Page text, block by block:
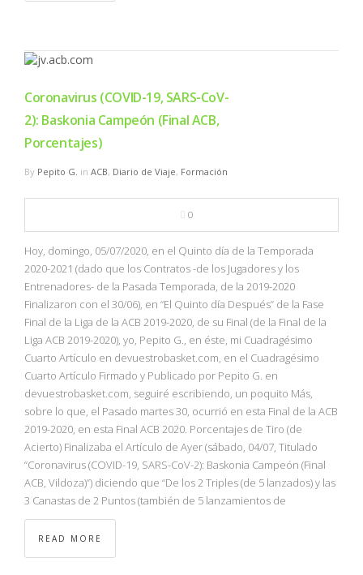
Coronavirus (COVID-19, SARS-CoV-
2): Baskonia Campeón (Final ACB,
Porcentajes)
By Pepito G. in ACB, Diario de Viaje, Formación
0
Hoy, domingo, 05/07/2020, en el Quinto día de la Temporada
2020-2021 (dado que los Contratos -de los Jugadores y los
Entrenadores- de la Pasada Temporada, de la 2019-2020
Finalizaron con el 30/06), en “El Quinto día Después” de la Fase
Final de la Liga de la ACB 2019-2020, de su Final (de la Final de la
Liga ACB 2019-2020), yo, Pepito G., en éste, mi Cuadragésimo
Cuarto Artículo en devuestrobasket.com, en el Cuadragésimo
Cuarto Artículo Firmado y Publicado por Pepito G. en
devuestrobasket.com, seguiré escribiendo, un poquito Más,
sobre lo que, el Pasado martes 30, ocurrió en esta Final de la ACB
2019-2020, en esta Final ACB 2020. Porcentajes de Tiro (de
Acierto) Finalizaba el Artículo de Ayer (sábado, 04/07, Titulado
“Coronavirus (COVID-19, SARS-CoV-2): Baskonia Campeón (Final
ACB, Vildoza)”) diciendo que “De los 2 Triples (de 5 lanzados) y las
3 Canastas de 2 Puntos (también de 5 lanzamientos de
READ MORE